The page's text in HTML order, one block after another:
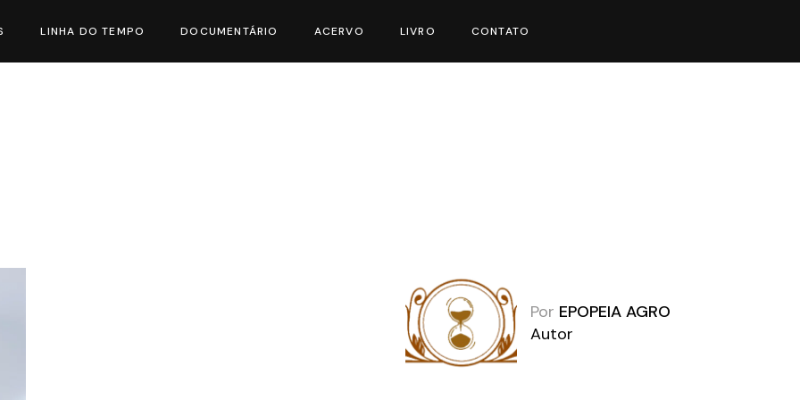
LINHA DO TEMPO DOCUMENTÁRIO ACERVO LIVRO CONTATO
Por EPOPEIA AGRO
Autor